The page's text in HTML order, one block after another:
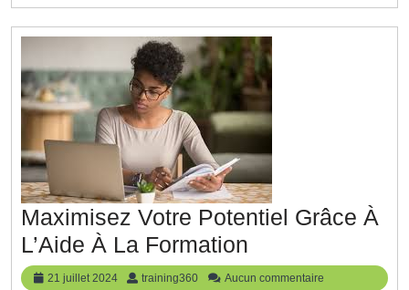
Formation
MS
Project
De
Qualité
Maximisez Votre Potentiel Grâce À
L’Aide À La Formation
Votre
21 juillet 2024
21 training360 training360
Aucun commentaire